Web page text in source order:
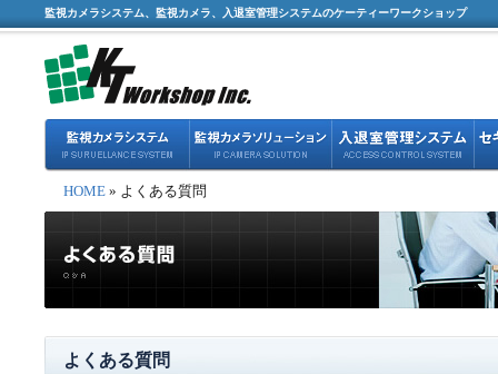
監視カメラシステム、監視カメラ、入退室管理システムのケーティーワークショップ
HOME » よくある質問
よくある質問